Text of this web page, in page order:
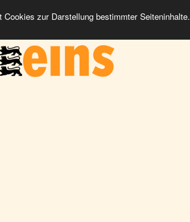
Cookies zur Darstellung bestimmter Seiteninhalte.
des Landes